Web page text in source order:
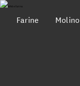
Farine Molino